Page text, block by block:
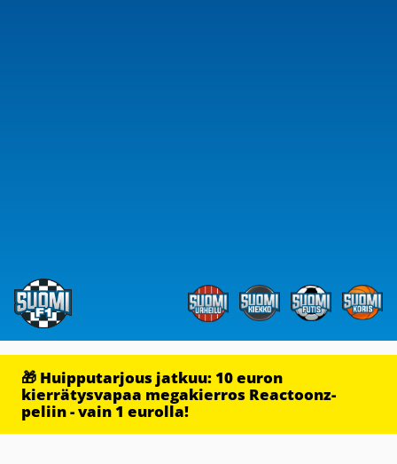
🎁 Huipputarjous jatkuu: 10 euron
kierrätysvapaa megakierros Reactoonz-
peliin - vain 1 eurolla!